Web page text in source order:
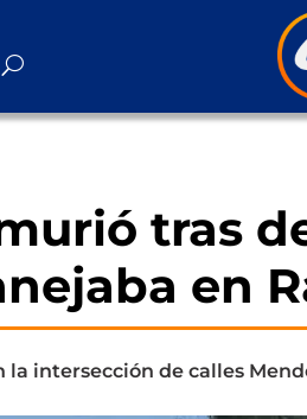
tras
en
intersección de calles